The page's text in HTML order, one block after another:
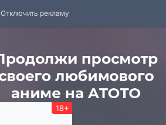
Отключить рекламу
18+